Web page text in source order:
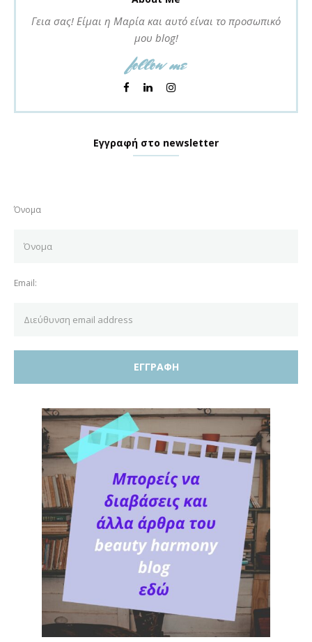
Γεια σας! Είμαι η Μαρία και αυτό είναι το προσωπικό
μου blog!
follow me
Εγγραφή στο newsletter
Όνομα
Email: